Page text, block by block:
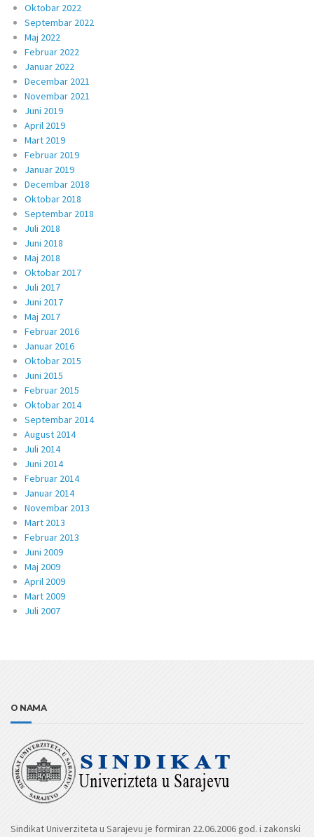
Oktobar 2022
Septembar 2022
Maj 2022
Februar 2022
Januar 2022
Decembar 2021
Novembar 2021
Juni 2019
April 2019
Mart 2019
Februar 2019
Januar 2019
Decembar 2018
Oktobar 2018
Septembar 2018
Juli 2018
Juni 2018
Maj 2018
Oktobar 2017
Juli 2017
Juni 2017
Maj 2017
Februar 2016
Januar 2016
Oktobar 2015
Juni 2015
Februar 2015
Oktobar 2014
Septembar 2014
August 2014
Juli 2014
Juni 2014
Februar 2014
Januar 2014
Novembar 2013
Mart 2013
Februar 2013
Juni 2009
Maj 2009
April 2009
Mart 2009
Juli 2007
O NAMA
Sindikat Univerziteta u Sarajevu je formiran 22.06.2006 god. i zakonski